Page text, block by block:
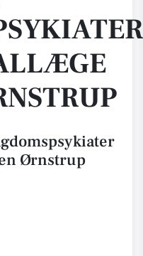
Ørnstrup